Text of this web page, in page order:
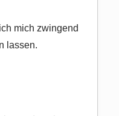
mich zwingend
lassen.